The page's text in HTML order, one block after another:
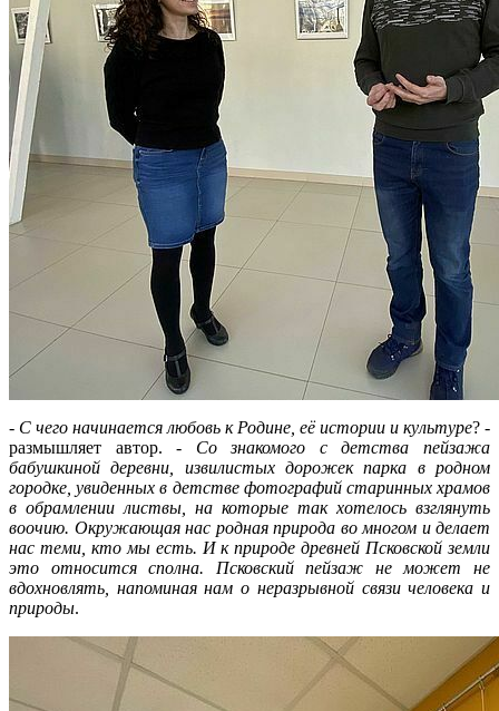
- С чего начинается любовь к Родине, её истории и культуре? -
размышляет автор. - Со знакомого с детства пейзажа
бабушкиной деревни, извилистых дорожек парка в родном
городке, увиденных в детстве фотографий старинных храмов
в обрамлении листвы, на которые так хотелось взглянуть
воочию. Окружающая нас родная природа во многом и делает
нас теми, кто мы есть. И к природе древней Псковской земли
это относится сполна. Псковский пейзаж не может не
вдохновлять, напоминая нам о неразрывной связи человека и
природы.